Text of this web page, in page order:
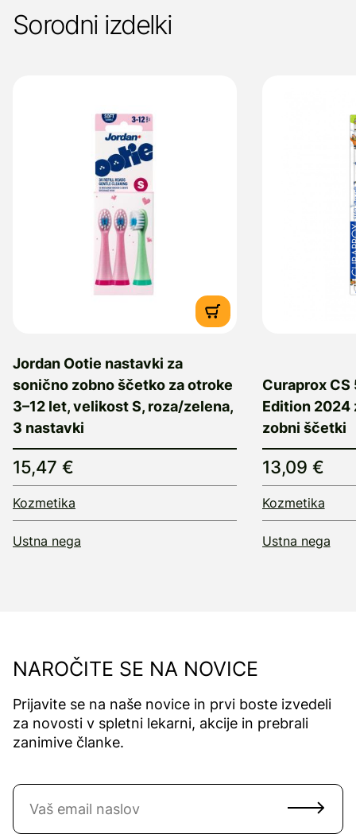
Sorodni izdelki
Jordan Ootie nastavki za
sonično zobno ščetko za otroke
3–12 let, velikost S, roza/zelena,
3 nastavki
15,47 €
Kozmetika
Ustna nega
Curaprox
Edition 2024
zobni ščetki
13,09 €
Kozmetika
Ustna nega
NAROČITE SE NA NOVICE
Prijavite se na naše novice in prvi boste izvedeli
za novosti v spletni lekarni, akcije in prebrali
zanimive članke.
Naročite se na novice